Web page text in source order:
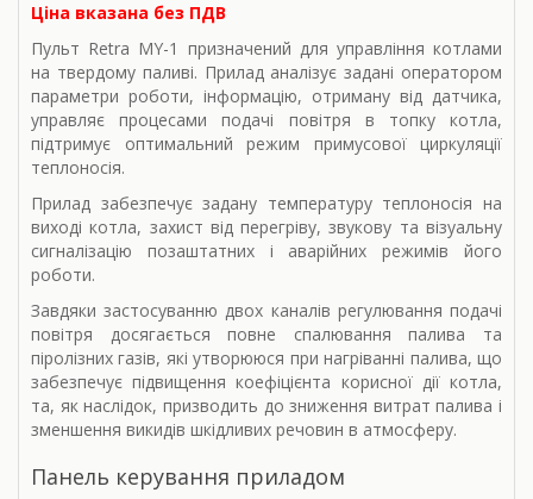
Ціна вказана без ПДВ
Пульт Retra MY-1 призначений для управління котлами
на твердому паливі. Прилад аналізує задані оператором
параметри роботи, інформацію, отриману від датчика,
управляє процесами подачі повітря в топку котла,
підтримує оптимальний режим примусової циркуляції
теплоносія.
Прилад забезпечує задану температуру теплоносія на
виході котла, захист від перегріву, звукову та візуальну
сигналізацію позаштатних і аварійних режимів його
роботи.
Завдяки застосуванню двох каналів регулювання подачі
повітря досягається повне спалювання палива та
піролізних газів, які утворююся при нагріванні палива, що
забезпечує підвищення коефіцієнта корисної дії котла,
та, як наслідок, призводить до зниження витрат палива і
зменшення викидів шкідливих речовин в атмосферу.
Панель керування приладом